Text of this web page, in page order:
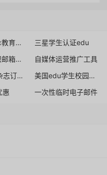
hackthebox教育优惠
三星学生认证edu
elsevier组织邮箱注册
自媒体运营推广工具
economist杂志订阅折扣
美国edu学生校园教育邮箱申请注册
惠 一次性临时电子邮件